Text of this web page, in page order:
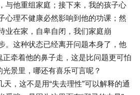
与他重组家庭；接下来，我的孩子心
心理不健康必然影响到他的功课；然
业在家，自卑自闭，我们家庭崩
这种状态已经离开问题本身了，他
正牵着他的鼻子走，这是比问题更可怕
光景里，哪还有喜乐可言呢？
，这不是用“失去理性”可以解释的通